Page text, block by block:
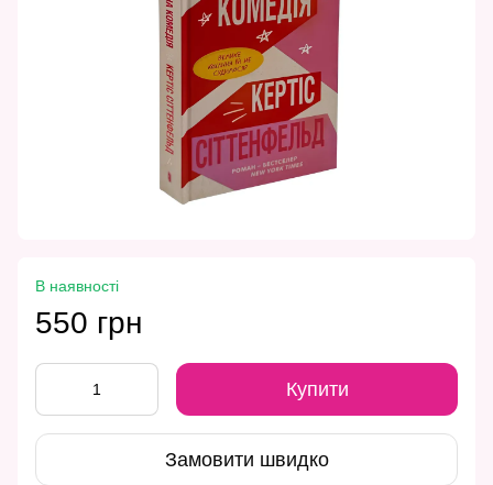
В наявності
550 грн
Купити
Замовити швидко